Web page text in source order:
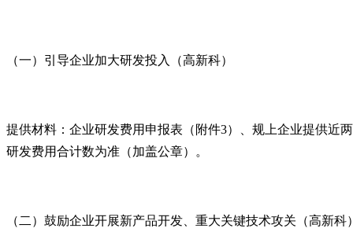
（一）引导企业加大研发投入（高新科）
提供材料：企业研发费用申报表（附件3）、规上企业提供近
研发费用合计数为准（加盖公章）。
（二）鼓励企业开展新产品开发、重大关键技术攻关（高新科